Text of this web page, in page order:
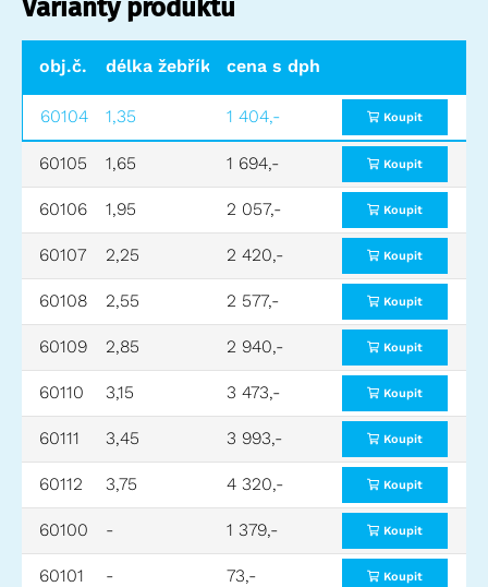
Varianty produktu
obj.č. délka žebříku (m) pracovní výška (m)
cena s dph
60104 1,35 2,45
1 404,- Koupit
60105 1,65 2,75
1 694,- Koupit
60106 1,95 3,05
2 057,- Koupit
60107 2,25 3,35
2 420,- Koupit
60108 2,55 3,65
2 577,- Koupit
60109 2,85 3,95
2 940,- Koupit
60110 3,15 4,25
3 473,- Koupit
60111 3,45 4,55
3 993,- Koupit
60112 3,75 4,85
4 320,- Koupit
60100 - prodloužení
1 379,- Koupit
60101 - patka pro 60104-60109
73,- Koupit